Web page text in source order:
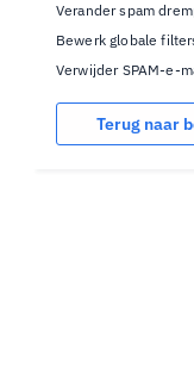
Verander spam
Bewerk globale
Verwijder SPAM-e-
Terug naar